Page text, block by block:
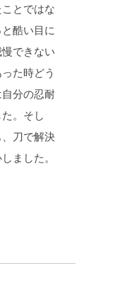
とではな
酷い目に
できない
た時どう
分の忍耐
。そし
刀で解決
ました。